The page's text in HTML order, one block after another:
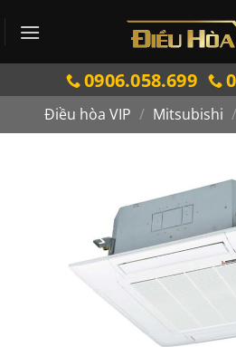
qua
0906.058.699
Điều hòa VIP / Mitsubishi /